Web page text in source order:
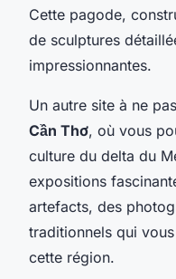
Cette pagode,
de sculptures
impressionnantes.
Un autre site à ne
Cần Thơ, où vous
culture du delta du
expositions
artefacts, des
traditionnels qui
cette région.